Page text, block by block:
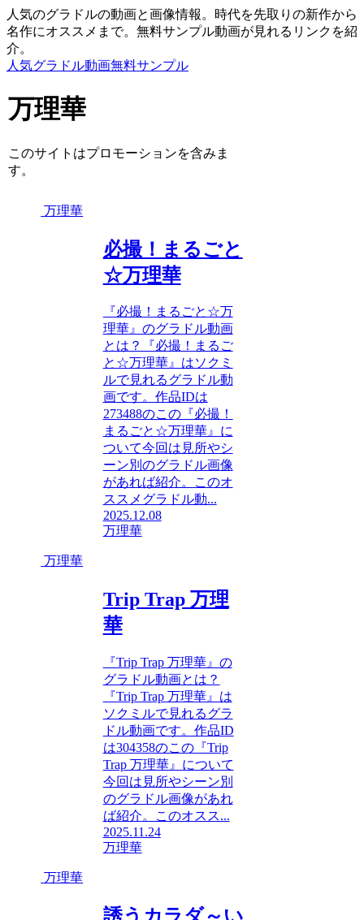
人気のグラドルの動画と画像情報。時代を先取りの新作から
名作にオススメまで。無料サンプル動画が見れるリンクを紹
介。
人気グラドル動画無料サンプル
万理華
このサイトはプロモーションを含みま
す。
万理華
必撮！まるごと
☆万理華
『必撮！まるごと☆万
理華』のグラドル動画
とは？『必撮！まるご
と☆万理華』はソクミ
ルで見れるグラドル動
画です。作品IDは
273488のこの『必撮！
まるごと☆万理華』に
ついて今回は見所やシ
ーン別のグラドル画像
があれば紹介。このオ
ススメグラドル動...
2025.12.08
万理華
万理華
Trip Trap 万理
華
『Trip Trap 万理華』の
グラドル動画とは？
『Trip Trap 万理華』は
ソクミルで見れるグラ
ドル動画です。作品ID
は304358のこの『Trip
Trap 万理華』について
今回は見所やシーン別
のグラドル画像があれ
ば紹介。このオスス...
2025.11.24
万理華
万理華